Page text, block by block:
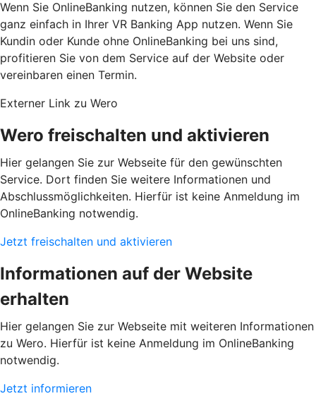
Wenn Sie OnlineBanking nutzen, können Sie den Service
ganz einfach in Ihrer VR Banking App nutzen. Wenn Sie
Kundin oder Kunde ohne OnlineBanking bei uns sind,
profitieren Sie von dem Service auf der Website oder
vereinbaren einen Termin.
Externer Link zu Wero
Wero freischalten und aktivieren
Hier gelangen Sie zur Webseite für den gewünschten
Service. Dort finden Sie weitere Informationen und
Abschlussmöglichkeiten. Hierfür ist keine Anmeldung im
OnlineBanking notwendig.
Jetzt freischalten und aktivieren
Informationen auf der Website
erhalten
Hier gelangen Sie zur Webseite mit weiteren Informationen
zu Wero. Hierfür ist keine Anmeldung im OnlineBanking
notwendig.
Jetzt informieren